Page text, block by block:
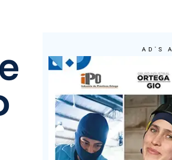
AD'S A